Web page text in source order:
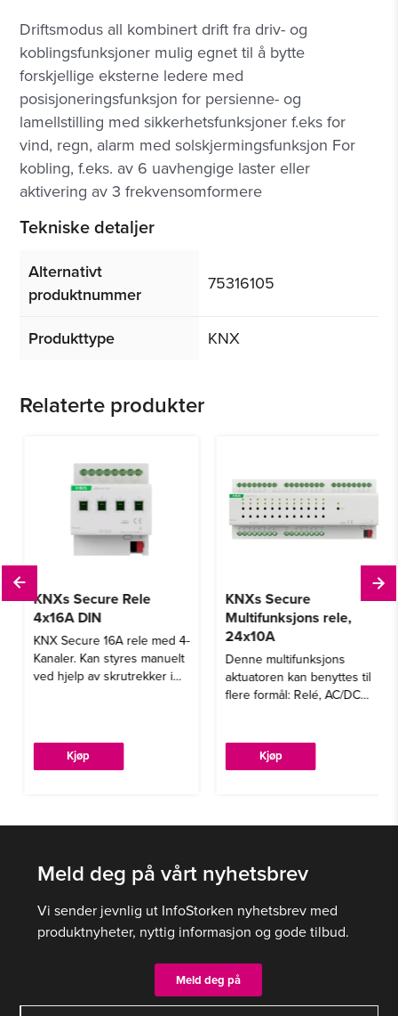
Driftsmodus all kombinert drift fra driv- og
koblingsfunksjoner mulig egnet til å bytte
forskjellige eksterne ledere med
posisjoneringsfunksjon for persienne- og
lamellstilling med sikkerhetsfunksjoner f.eks for
vind, regn, alarm med solskjermingsfunksjon For
kobling, f.eks. av 6 uavhengige laster eller
aktivering av 3 frekvensomformere
Tekniske detaljer
Alternativt
produktnummer
75316105
Produkttype KNX
Relaterte produkter
KNXs Secure Rele
4x16A DIN
KNX Secure 16A rele med 4-
Kanaler. Kan styres manuelt
ved hjelp av skrutrekker i
Kjøp
KNXs Secure
Multifunksjons rele,
24x10A
Denne multifunksjons
aktuatoren kan benyttes til
flere formål: Relé, AC/DC
utgang til varme.
Kjøp
Meld deg på vårt nyhetsbrev
Vi sender jevnlig ut InfoStorken nyhetsbrev med
produktnyheter, nyttig informasjon og gode tilbud.
Meld deg på